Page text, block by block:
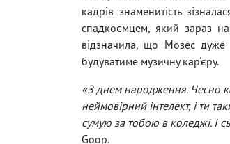
кадрів знаменитість
спадкоємцем, який зараз
відзначила, що Мозес
будуватиме музичну кар'єру.
«З днем ​​народження. Чесно
неймовірний інтелект, і ти
сумую за тобою в коледжі. І
Goop.